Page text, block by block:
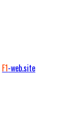
F1-web.site